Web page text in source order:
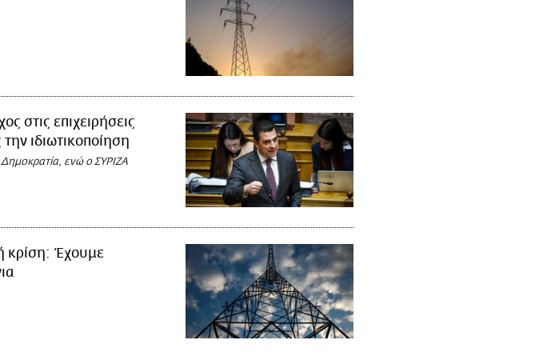
στις επιχειρήσεις
ιδιωτικοποίηση
ενώ ο ΣΥΡΙΖΑ
κρίση: Έχουμε